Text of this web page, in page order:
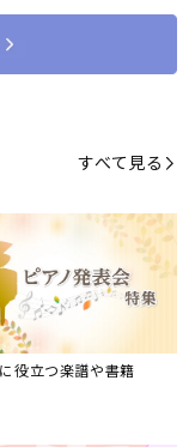
すべて見る
役立つ楽譜や書籍